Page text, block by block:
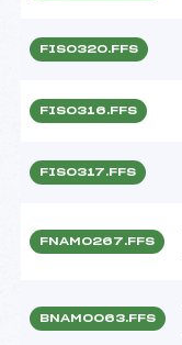
FIS0320.FFS
FIS0316.FFS
FIS0317.FFS
FNAM0267.FFS
BNAM0063.FFS